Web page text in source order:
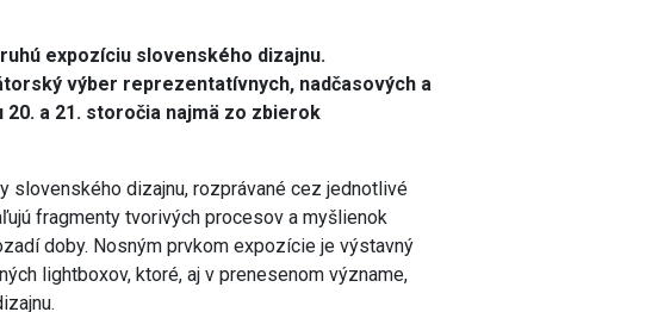
expozíciu slovenského dizajnu.
výber reprezentatívnych, nadčasových a
a 21. storočia najmä zo zbierok
slovenského dizajnu, rozprávané cez jednotlivé
fragmenty tvorivých procesov a myšlienok
doby. Nosným prvkom expozície je výstavný
lightboxov, ktoré, aj v prenesenom význame,